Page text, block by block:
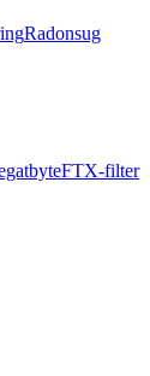
Radonsug
FTX-filter